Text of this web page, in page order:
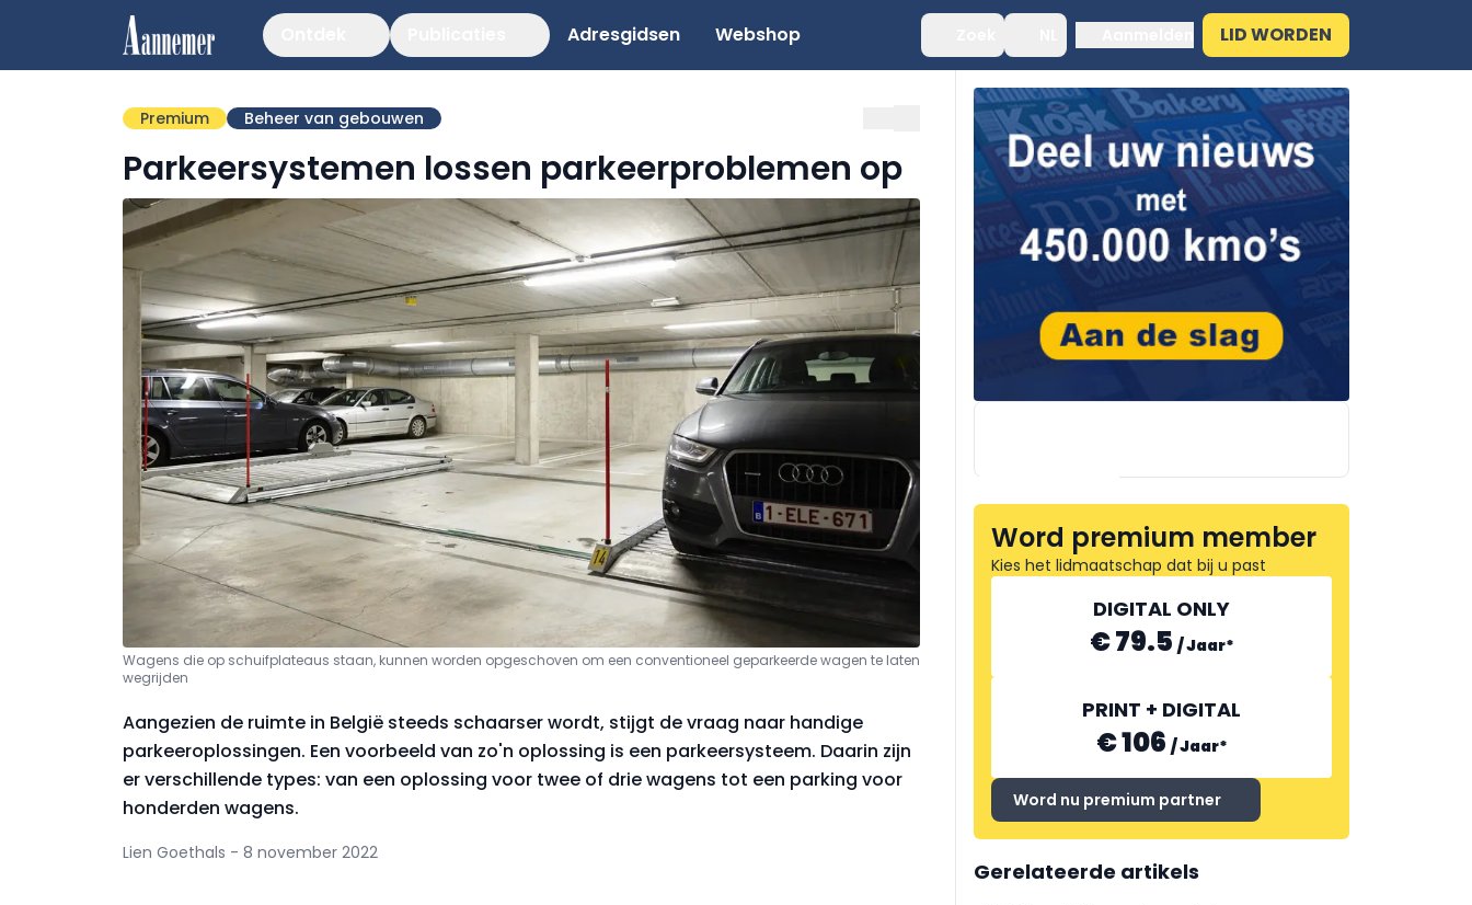
Adresgidsen Webshop LID WORDEN
Premium Beheer van gebouwen
Parkeersystemen lossen parkeerproblemen op
Wagens die op schuifplateaus staan, kunnen worden opgeschoven om een conventioneel geparkeerde wagen te laten
wegrijden
Aangezien de ruimte in België steeds schaarser wordt, stijgt de vraag naar handige
parkeeroplossingen. Een voorbeeld van zo'n oplossing is een parkeersysteem. Daarin zijn
er verschillende types: van een oplossing voor twee of drie wagens tot een parking voor
honderden wagens.
Lien Goethals - 8 november 2022
DIRICKX
Word premium member
Kies het lidmaatschap dat bij u past
DIGITAL ONLY
€ 79.5 /Jaar*
PRINT + DIGITAL
€ 106 /Jaar*
Word nu premium partner
Gerelateerde artikels